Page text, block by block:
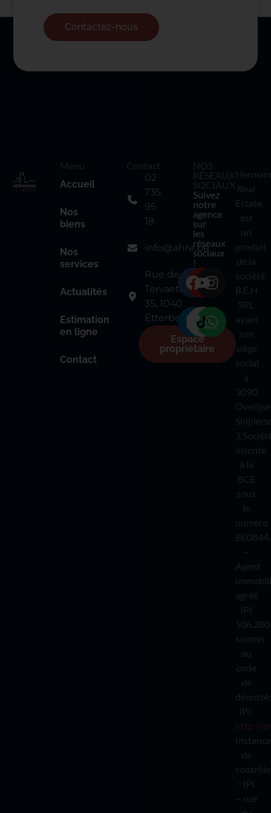
Contactez-nous
Menu
Accueil
Nos
biens
Nos
services
Actualités
Estimation
en ligne
Contact
Contact
02
735
95
18
info@ahre.be
Rue de
Tervaete
35, 1040
Etterbeek
Espace
propriétaire
NOS
RÉSEAUX
SOCIAUX
Suivez
notre
agence
sur
les
réseaux
sociaux
!
Real
Estate
est
un
produit
de la
société
B.E.H
SRL
ayant
son
siège
social
à
3090
inscrite
à la
BCE
sous
le
numéro
–
Agent
agréé
IPI
506.280
soumis
au
code
de
IPI:
http://
Instance
de
contrôle
: IPI
– rue